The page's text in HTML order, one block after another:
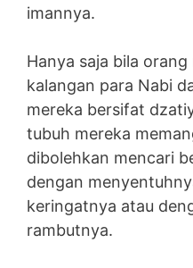
imannya.
Hanya saja bila
kalangan para Nabi
mereka bersifat
tubuh mereka
dibolehkan mencari
dengan
keringatnya atau
rambutnya.